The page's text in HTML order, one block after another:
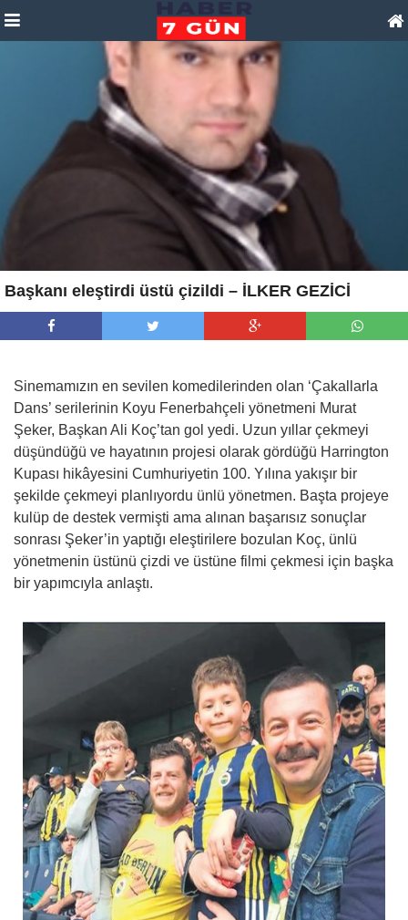
Başkanı eleştirdi üstü çizildi – İLKER GEZİCİ
Sinemamızın en sevilen komedilerinden olan ‘Çakallarla
Dans’ serilerinin Koyu Fenerbahçeli yönetmeni Murat
Şeker, Başkan Ali Koç’tan gol yedi. Uzun yıllar çekmeyi
düşündüğü ve hayatının projesi olarak gördüğü Harrington
Kupası hikâyesini Cumhuriyetin 100. Yılına yakışır bir
şekilde çekmeyi planlıyordu ünlü yönetmen. Başta projeye
kulüp de destek vermişti ama alınan başarısız sonuçlar
sonrası Şeker’in yaptığı eleştirilere bozulan Koç, ünlü
yönetmenin üstünü çizdi ve üstüne filmi çekmesi için başka
bir yapımcıyla anlaştı.